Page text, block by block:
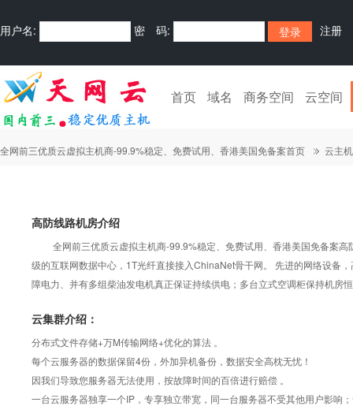
用户名: 密 码: 注册
首页 域名 商务空间 云空间
全网前三优质云虚拟主机商-99.9%稳定、免费试用、香港美国免备案首页 云主机
高防线路机房介绍
全网前三优质云虚拟主机商-99.9%稳定、免费试用、香港美国免备案高
级的互联网数据中心，1T光纤直接接入ChinaNet骨干网。 先进的网络设备
障电力、并有多组柴油发电机真正保证持续供电；多台立式空调柜保持机
云集群介绍：
分布式文件存储+万M传输网络+优化的算法 。
每个云服务器的数据保留4份，外加异机备份，数据安全高枕无忧！
因我们导致您服务器无法使用，按故障时间的百倍进行赔偿 。
一台云服务器独享一个IP，专享独立带宽，同一台服务器不受其他用户影响